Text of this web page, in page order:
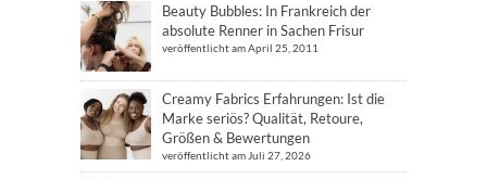
Beauty Bubbles: In Frankreich der
absolute Renner in Sachen Frisur
veröffentlicht am April 25, 2011
Creamy Fabrics Erfahrungen: Ist die
Marke seriös? Qualität, Retoure,
Größen & Bewertungen
veröffentlicht am Juli 27, 2026